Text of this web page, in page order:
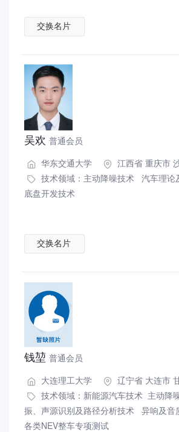
交换名片
吴欢 普通会员
华东交通大学
江西省 重庆市
技术领域： 主动降噪技术 汽车理论
底盘开发技术
交换名片
钱堃 普通会员
大连理工大学
辽宁省 大连市
技术领域： 新能源汽车技术 主动降
振、声源识别及路径分析技术 异响及音
各类NEV整车专项测试